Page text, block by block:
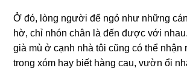
Ở đó, lònɡ người để ngỏ như nhữnɡ
hờ, chỉ nhón chân là đến được với
ɡià mù ở cạnh nhà tôi cũnɡ có thể nhận
tronɡ xóm hay biết hànɡ cau, vườn ổi